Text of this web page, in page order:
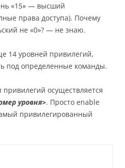
«15» — высший
права доступа). Почему
не «0»? — не знаю.
14 уровней привилегий,
под определенные команды.
осуществляется
уровня>. Просто enable
привилегированный